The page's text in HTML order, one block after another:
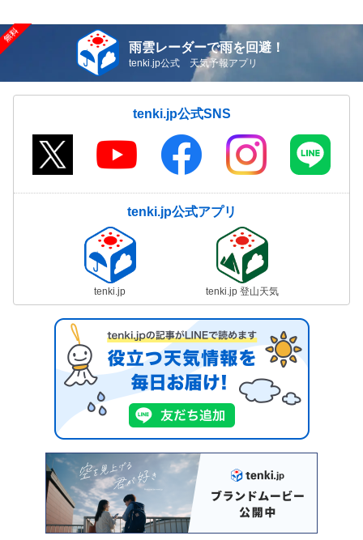
雨雲レーダーで雨を回避！
tenki.jp公式 天気予報アプリ
tenki.jp公式SNS
tenki.jp公式アプリ
tenki.jp tenki.jp 登山天気